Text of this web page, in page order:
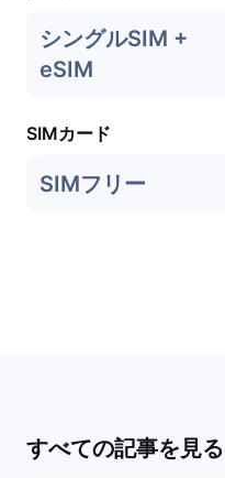
シングルSIM +
eSIM
SIMカード
SIMフリー
すべての記事を見る